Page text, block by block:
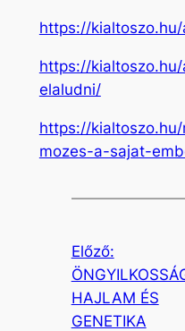
https://
https://
elaludni/
https://
mozes-a-sajat-
Előző:
HAJLAM ÉS
GENETIKA